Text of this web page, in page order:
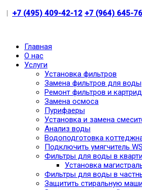
| +7 (495) 409-42-12 +7 (964) 645-
Главная
О нас
Услуги
Установка фильтров
Замена фильтров для воды
Ремонт фильтров и
Замена осмоса
Пурифаеры
Установка и замена
Анализ воды
Водоподготовка
Подключить умягчитель WS
Фильтры для воды в
Установка
Фильтры для воды в
Защитить стиральную